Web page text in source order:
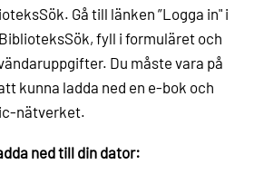
Gå till länken ”Logga in" i
fyll i formuläret och
Du måste vara på
kunna ladda ned en e-bok och
nätverket.
ned till din dator: